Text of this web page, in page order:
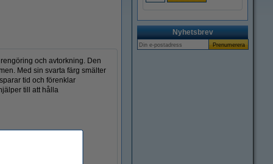
och avtorkning. Den
Med sin svarta färg smälter
tid och förenklar
till att hålla
Nyhetsbrev